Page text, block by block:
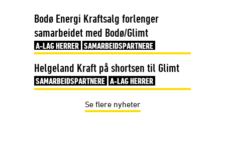
Bodø Energi Kraftsalg forlenger
samarbeidet med Bodø/Glimt
A-LAG HERRER SAMARBEIDSPARTNERE
Helgeland Kraft på shortsen til Glimt
SAMARBEIDSPARTNERE A-LAG HERRER
Se flere nyheter